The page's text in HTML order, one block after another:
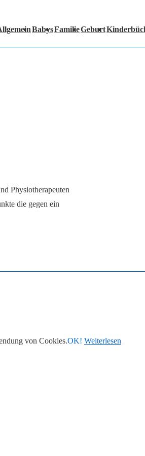
BabysFamilieGeburt
Physiotherapeuten
die gegen ein
von Cookies.OK! Weiterlesen